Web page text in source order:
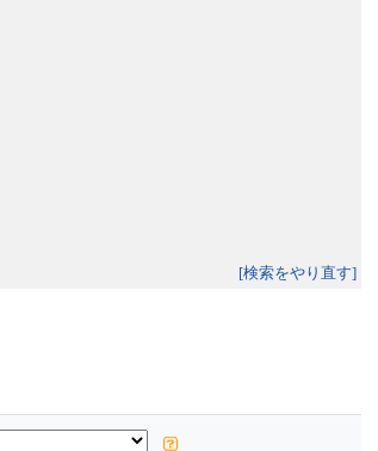
[検索をやり直す]